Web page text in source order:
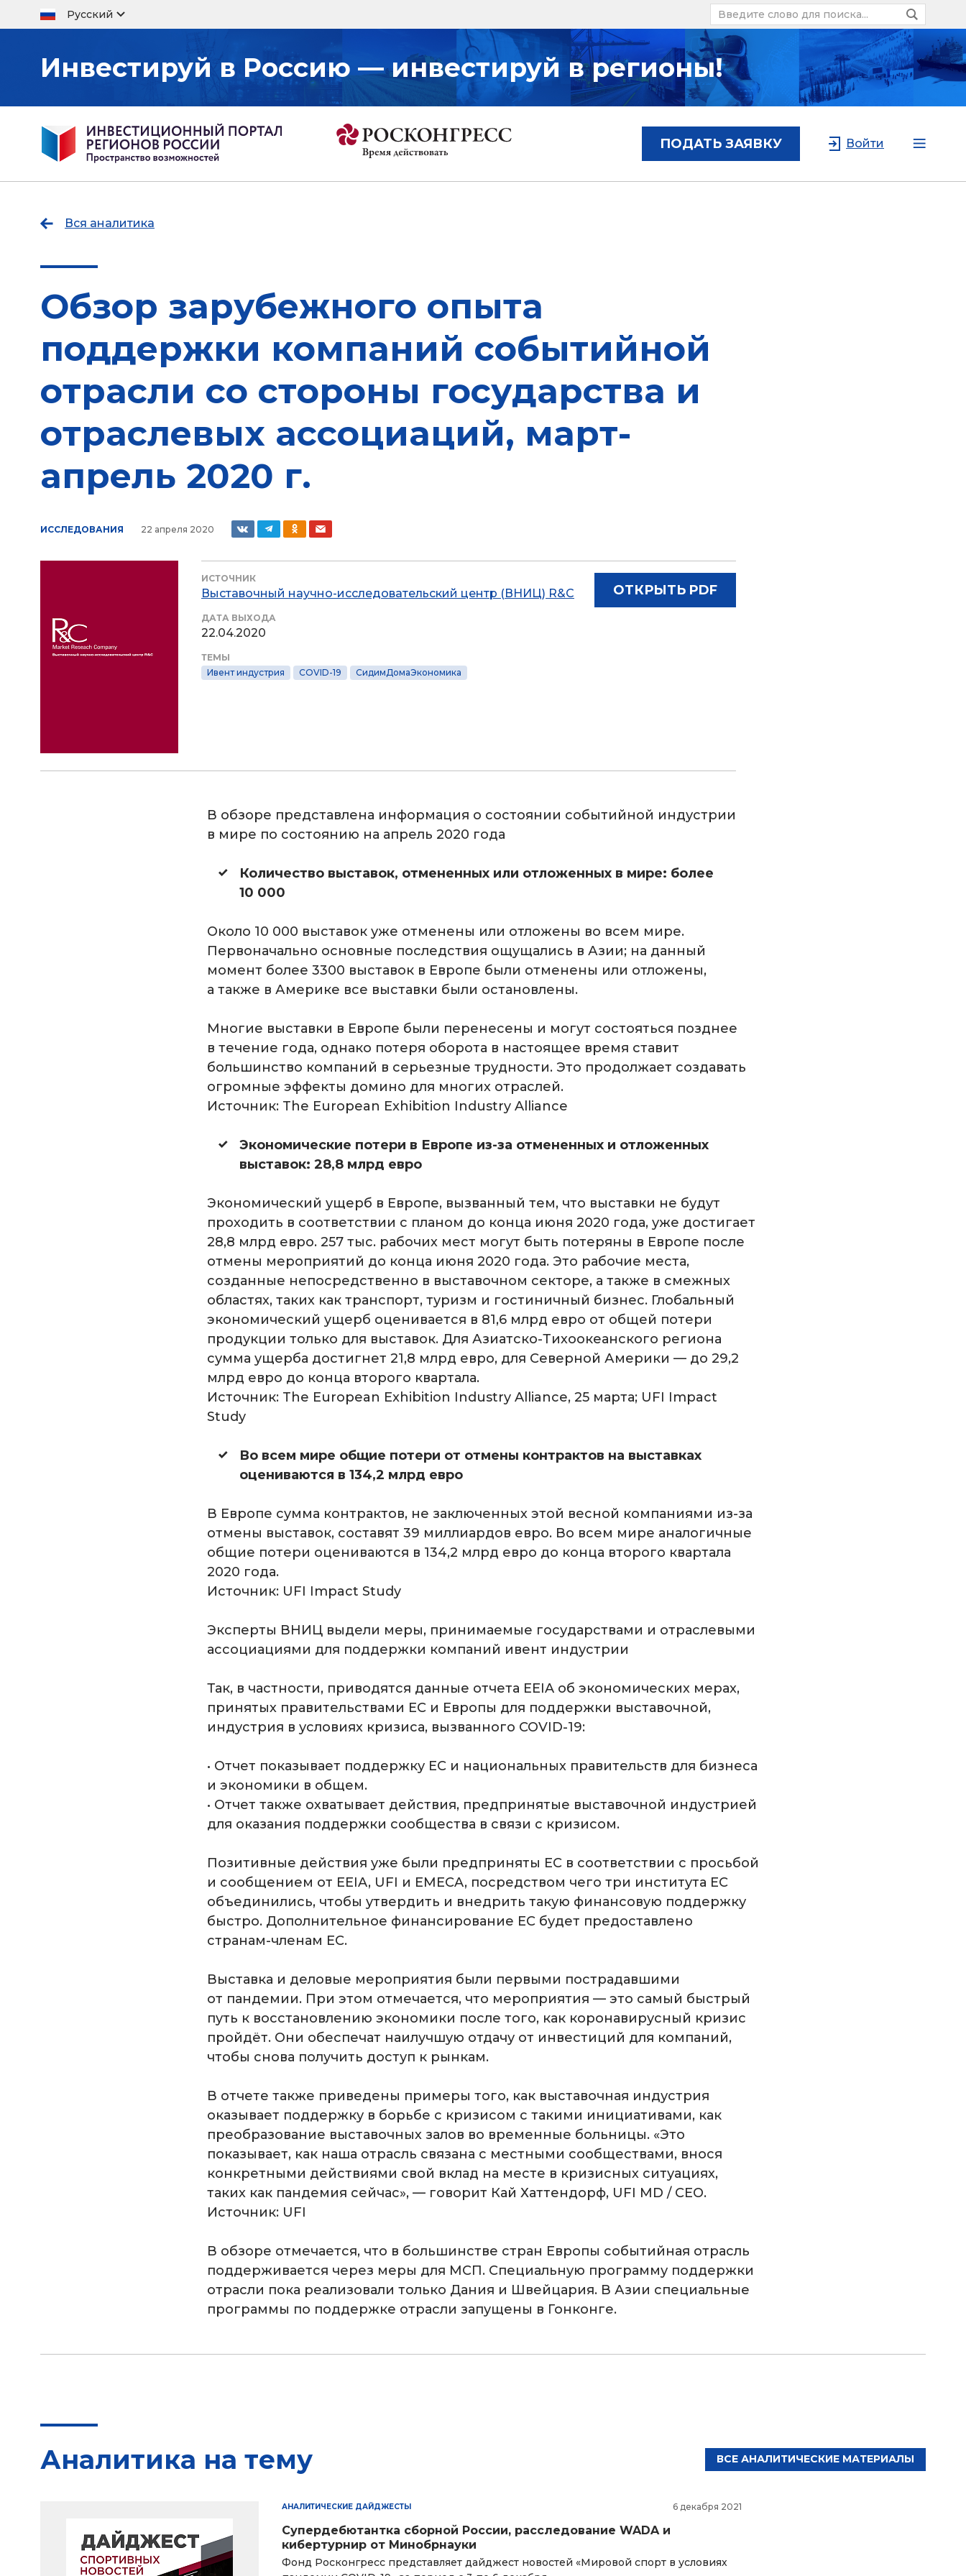
Русский
Инвестируй в Россию — инвестируй в регионы!
ПОДАТЬ ЗАЯВКУ Войти
Вся аналитика
Обзор зарубежного опыта
поддержки компаний событийной
отрасли со стороны государства и
отраслевых ассоциаций, март-
апрель 2020 г.
ИССЛЕДОВАНИЯ 22 апреля 2020
ИСТОЧНИК
Выставочный научно-исследовательский центр (ВНИЦ) R&C
ДАТА ВЫХОДА
22.04.2020
ТЕМЫ
Ивент индустрия
COVID-19 СидимДомаЭкономика
ОТКРЫТЬ PDF
В обзоре представлена информация о состоянии событийной индустрии
в мире по состоянию на апрель 2020 года
Количество выставок, отмененных или отложенных в мире: более
10 000
Около 10 000 выставок уже отменены или отложены во всем мире.
Первоначально основные последствия ощущались в Азии; на данный
момент более 3300 выставок в Европе были отменены или отложены,
а также в Америке все выставки были остановлены.
Многие выставки в Европе были перенесены и могут состояться позднее
в течение года, однако потеря оборота в настоящее время ставит
большинство компаний в серьезные трудности. Это продолжает создавать
огромные эффекты домино для многих отраслей.
Источник: The European Exhibition Industry Alliance
Экономические потери в Европе из-за отмененных и отложенных
выставок: 28,8 млрд евро
Экономический ущерб в Европе, вызванный тем, что выставки не будут
проходить в соответствии с планом до конца июня 2020 года, уже достигает
28,8 млрд евро. 257 тыс. рабочих мест могут быть потеряны в Европе после
отмены мероприятий до конца июня 2020 года. Это рабочие места,
созданные непосредственно в выставочном секторе, а также в смежных
областях, таких как транспорт, туризм и гостиничный бизнес. Глобальный
экономический ущерб оценивается в 81,6 млрд евро от общей потери
продукции только для выставок. Для Азиатско-Тихоокеанского региона
сумма ущерба достигнет 21,8 млрд евро, для Северной Америки — до 29,2
млрд евро до конца второго квартала.
Источник: The European Exhibition Industry Alliance, 25 марта; UFI Impact
Study
Во всем мире общие потери от отмены контрактов на выставках
оцениваются в 134,2 млрд евро
В Европе сумма контрактов, не заключенных этой весной компаниями из-за
отмены выставок, составят 39 миллиардов евро. Во всем мире аналогичные
общие потери оцениваются в 134,2 млрд евро до конца второго квартала
2020 года.
Источник: UFI Impact Study
Эксперты ВНИЦ выдели меры, принимаемые государствами и отраслевыми
ассоциациями для поддержки компаний ивент индустрии
Так, в частности, приводятся данные отчета EEIA об экономических мерах,
принятых правительствами ЕС и Европы для поддержки выставочной,
индустрия в условиях кризиса, вызванного COVID-19:
• Отчет показывает поддержку ЕС и национальных правительств для бизнеса
и экономики в общем.
• Отчет также охватывает действия, предпринятые выставочной индустрией
для оказания поддержки сообщества в связи с кризисом.
Позитивные действия уже были предприняты ЕС в соответствии с просьбой
и сообщением от EEIA, UFI и EMECA, посредством чего три института ЕС
объединились, чтобы утвердить и внедрить такую финансовую поддержку
быстро. Дополнительное финансирование ЕС будет предоставлено
странам-членам ЕС.
Выставка и деловые мероприятия были первыми пострадавшими
от пандемии. При этом отмечается, что мероприятия — это самый быстрый
путь к восстановлению экономики после того, как коронавирусный кризис
пройдёт. Они обеспечат наилучшую отдачу от инвестиций для компаний,
чтобы снова получить доступ к рынкам.
В отчете также приведены примеры того, как выставочная индустрия
оказывает поддержку в борьбе с кризисом с такими инициативами, как
преобразование выставочных залов во временные больницы. «Это
показывает, как наша отрасль связана с местными сообществами, внося
конкретными действиями свой вклад на месте в кризисных ситуациях,
таких как пандемия сейчас», — говорит Кай Хаттендорф, UFI MD / CEO.
Источник: UFI
В обзоре отмечается, что в большинстве стран Европы событийная отрасль
поддерживается через меры для МСП. Специальную программу поддержки
отрасли пока реализовали только Дания и Швейцария. В Азии специальные
программы по поддержке отрасли запущены в Гонконге.
Аналитика на тему ВСЕ АНАЛИТИЧЕСКИЕ МАТЕРИАЛЫ
АНАЛИТИЧЕСКИЕ ДАЙДЖЕСТЫ 6 декабря 2021
Cупердебютантка сборной России, расследование WADA и
кибертурнир от Минобрнауки
Фонд Росконгресс представляет дайджест новостей «Мировой спорт в условиях